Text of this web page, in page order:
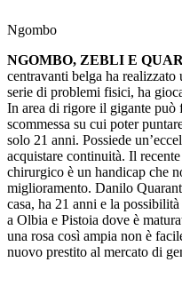
Ngombo
NGOMBO, ZEBLI E
centravanti belga ha
serie di problemi fisici, ha
In area di rigore il gigante può
scommessa su cui poter
solo 21 anni. Possiede
acquistare continuità. Il
chirurgico è un handicap che
miglioramento. Danilo
casa, ha 21 anni e la
a Olbia e Pistoia dove è
una rosa così ampia non è
nuovo prestito al mercato di